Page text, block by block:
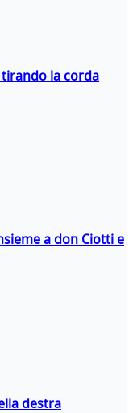
la corda
a don Ciotti e
destra